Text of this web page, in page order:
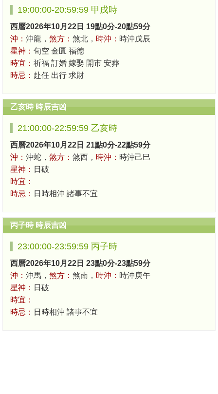
19:00:00-20:59:59 甲戌時
西曆2026年10月22日 19點0分-20點59分
沖： 沖龍， 煞方： 煞北， 時沖： 時沖戊辰
星神： 旬空 金匱 福德
時宜： 祈福 訂婚 嫁娶 開市 安葬
時忌： 赴任 出行 求財
乙亥時 時辰吉凶
21:00:00-22:59:59 乙亥時
西曆2026年10月22日 21點0分-22點59分
沖： 沖蛇， 煞方： 煞西， 時沖： 時沖己巳
星神： 日破
時宜：
時忌： 日時相沖 諸事不宜
丙子時 時辰吉凶
23:00:00-23:59:59 丙子時
西曆2026年10月22日 23點0分-23點59分
沖： 沖馬， 煞方： 煞南， 時沖： 時沖庚午
星神： 日破
時宜：
時忌： 日時相沖 諸事不宜